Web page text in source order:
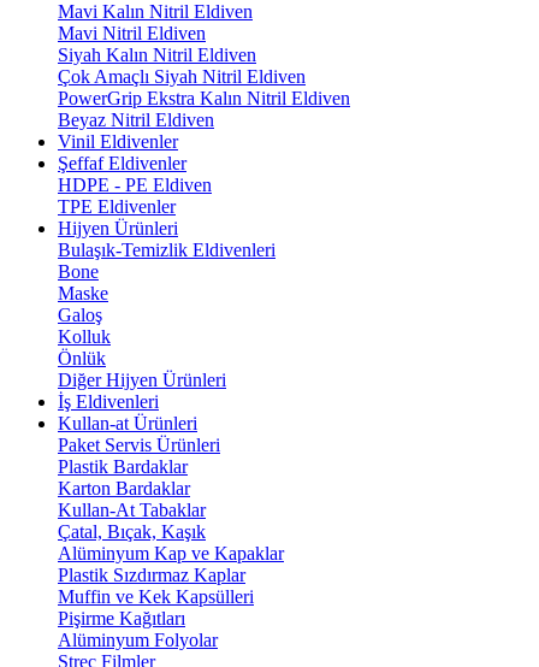
Mavi Kalın Nitril Eldiven
Mavi Nitril Eldiven
Siyah Kalın Nitril Eldiven
Çok Amaçlı Siyah Nitril Eldiven
PowerGrip Ekstra Kalın Nitril Eldiven
Beyaz Nitril Eldiven
Vinil Eldivenler
Şeffaf Eldivenler
HDPE - PE Eldiven
TPE Eldivenler
Hijyen Ürünleri
Bulaşık-Temizlik Eldivenleri
Bone
Maske
Galoş
Kolluk
Önlük
Diğer Hijyen Ürünleri
İş Eldivenleri
Kullan-at Ürünleri
Paket Servis Ürünleri
Plastik Bardaklar
Karton Bardaklar
Kullan-At Tabaklar
Çatal, Bıçak, Kaşık
Alüminyum Kap ve Kapaklar
Plastik Sızdırmaz Kaplar
Muffin ve Kek Kapsülleri
Pişirme Kağıtları
Alüminyum Folyolar
Streç Filmler